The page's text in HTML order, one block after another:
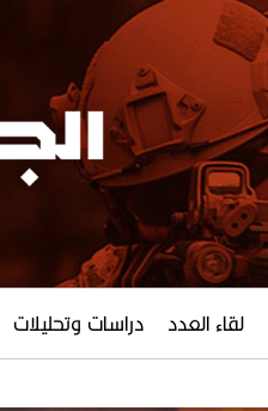
لقاء العدد دراسات وتحليلات